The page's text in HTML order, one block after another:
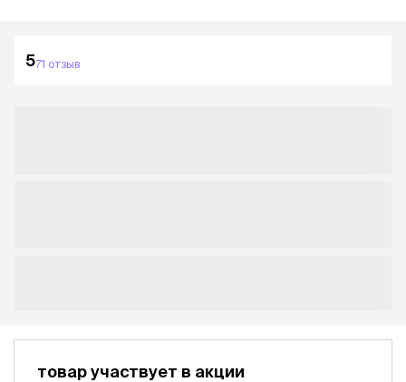
571 отзыв
товар участвует в акции